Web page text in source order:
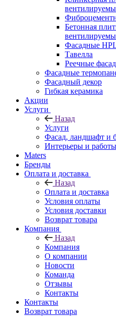
Бетонная
Фасадные
Тавелла
Реечные
Фасадные
Фасадный декор
Гибкая керамика
Акции
Услуги
Назад
Услуги
Фасад, ландшафт и
Интерьеры и
Maters
Бренды
Оплата и доставка
Назад
Оплата и доставка
Условия оплаты
Условия доставки
Возврат товара
Компания
Назад
Компания
О компании
Новости
Команда
Отзывы
Контакты
Контакты
Возврат товара